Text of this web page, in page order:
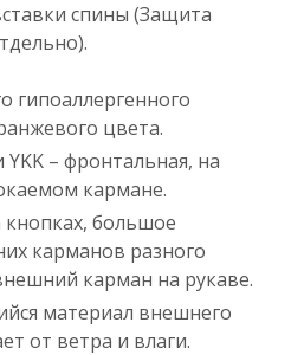
спины (Защита
гипоаллергенного
цвета.
– фронтальная, на
кармане.
большое
карманов разного
карман на рукаве.
материал внешнего
от ветра и влаги.